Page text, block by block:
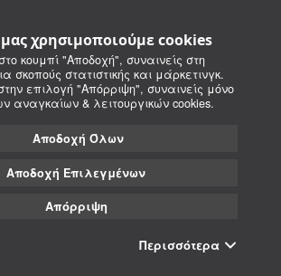
χρησιμοποιούμε cookies
κουμπί "Αποδοχή", συναινείς στη
σκοπούς στατιστικής και μάρκετινγκ.
επιλογή "Απόρριψη", συναινείς μόνο
αναγκαίων & λειτουργικών cookies.
Αποδοχή Όλων
Αποδοχή Επιλεγμένων
Απόρριψη
Περισσότερα